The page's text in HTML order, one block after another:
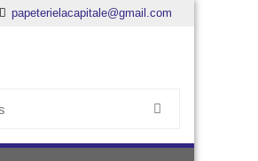
papeterielacapitale@gmail.com